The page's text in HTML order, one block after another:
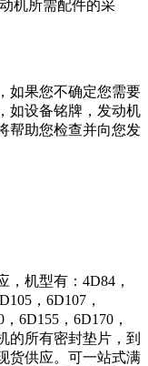
机所需配件的采
如果您不确定您需要
如设备铭牌，发动机
帮助您检查并向您发
机型有：4D84，
，6D107，
6D155，6D170，
的所有密封垫片，到
货供应。可一站式满